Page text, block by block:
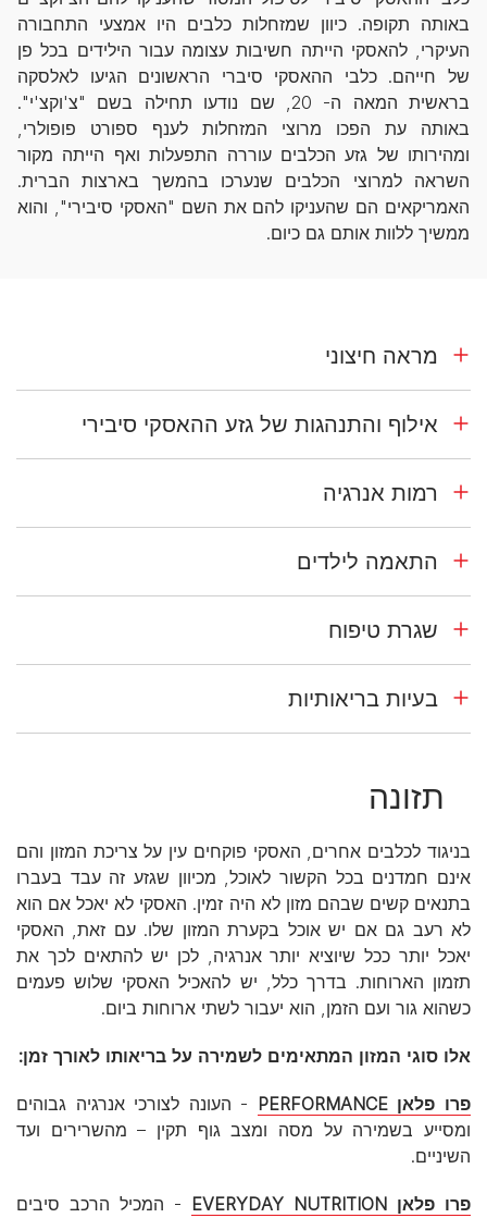
באותה תקופה. כיוון שמזחלות כלבים היו אמצעי התחבורה
העיקרי, להאסקי הייתה חשיבות עצומה עבור הילידים בכל פן
של חייהם. כלבי ההאסקי סיברי הראשונים הגיעו לאלסקה
בראשית המאה ה- 20, שם נודעו תחילה בשם "צ'וקצ'י".
באותה עת הפכו מרוצי המזחלות לענף ספורט פופולרי,
ומהירותו של גזע הכלבים עוררה התפעלות ואף הייתה מקור
השראה למרוצי הכלבים שנערכו בהמשך בארצות הברית.
האמריקאים הם שהעניקו להם את השם "האסקי סיבירי", והוא
ממשיך ללוות אותם גם כיום.
מראה חיצוני
אילוף והתנהגות של גזע ההאסקי סיבירי
רמות אנרגיה
התאמה לילדים
שגרת טיפוח
בעיות בריאותיות
תזונה
בניגוד לכלבים אחרים, האסקי פוקחים עין על צריכת המזון והם
אינם חמדנים בכל הקשור לאוכל, מכיוון שגזע זה עבד בעברו
בתנאים קשים שבהם מזון לא היה זמין. האסקי לא יאכל אם הוא
לא רעב גם אם יש אוכל בקערת המזון שלו. עם זאת, האסקי
יאכל יותר ככל שיוציא יותר אנרגיה, לכן יש להתאים לכך את
תזמון הארוחות. בדרך כלל, יש להאכיל האסקי שלוש פעמים
כשהוא גור ועם הזמן, הוא יעבור לשתי ארוחות ביום.
אלו סוגי המזון המתאימים לשמירה על בריאותו לאורך זמן:
פרו פלאן PERFORMANCE
- העונה לצורכי אנרגיה גבוהים
ומסייע בשמירה על מסה ומצב גוף תקין – מהשרירים ועד
השיניים.
פרו פלאן EVERYDAY NUTRITION
- המכיל הרכב סיבים